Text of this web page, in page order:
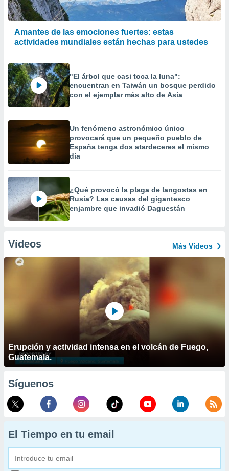
Amantes de las emociones fuertes: estas
actividades mundiales están hechas para ustedes
"El árbol que casi toca la luna":
encuentran en Taiwán un bosque perdido
con el ejemplar más alto de Asia
Un fenómeno astronómico único
provocará que un pequeño pueblo de
España tenga dos atardeceres el mismo
día
¿Qué provocó la plaga de langostas en
Rusia? Las causas del gigantesco
enjambre que invadió Daguestán
Vídeos Más Vídeos
Erupción y actividad intensa en el volcán de Fuego,
Guatemala.
Síguenos
El Tiempo en tu email